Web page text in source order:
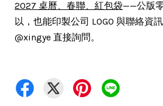
2027 桌曆、春聯、紅包袋——公版
以，也能印製公司 LOGO 與聯絡資
@xingye 直接詢問。